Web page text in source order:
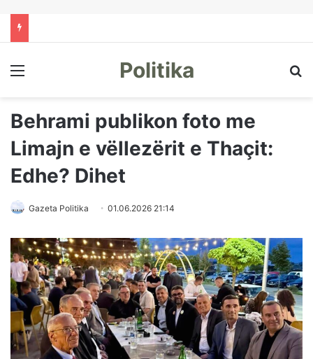
Menu Politika
Behrami publikon foto me
Limajn e vëllezërit e Thaçit:
Edhe? Dihet
Gazeta Politika 01.06.2026 21:14